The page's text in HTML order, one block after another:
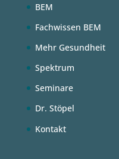
BEM
Fachwissen BEM
Mehr Gesundheit
Spektrum
Seminare
Dr. Stöpel
Kontakt